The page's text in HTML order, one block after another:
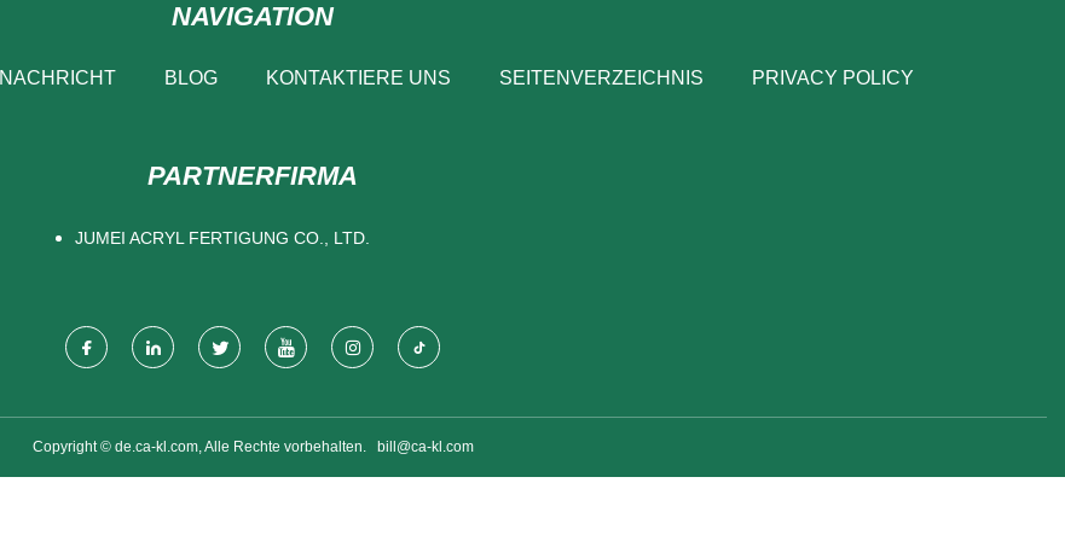
NAVIGATION
NACHRICHT BLOG KONTAKTIERE UNS SEITENVERZEICHNIS PRIVACY POLICY
PARTNERFIRMA
JUMEI ACRYL FERTIGUNG CO., LTD.
Copyright © de.ca-kl.com, Alle Rechte vorbehalten. bill@ca-kl.com